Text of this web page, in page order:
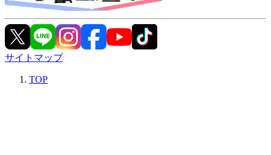
サイトマップ
TOP